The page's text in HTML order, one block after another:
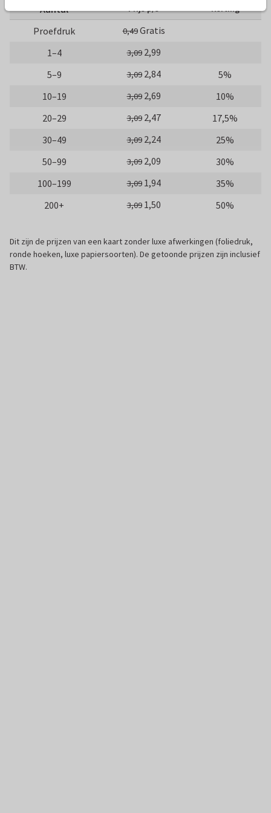
Aantal Prijs p/s Korting
Proefdruk 0,49Gratis
1–4
3,09 2,99
5–9
3,09 2,84
5%
10–19
3,09 2,69
10%
20–29
3,09 2,47
17,5%
30–49
3,09 2,24
25%
50–99
3,09 2,09
30%
100–199
3,09 1,94
35%
200+
3,09 1,50 50%
Dit zijn de prijzen van een kaart zonder luxe afwerkingen (foliedruk,
ronde hoeken, luxe papiersoorten). De getoonde prijzen zijn inclusief
BTW.